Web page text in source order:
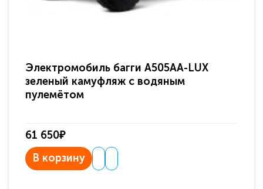
Электромобиль багги A505AA-LUX
зеленый камуфляж с водяным
пулемётом
61 650₽
В корзину